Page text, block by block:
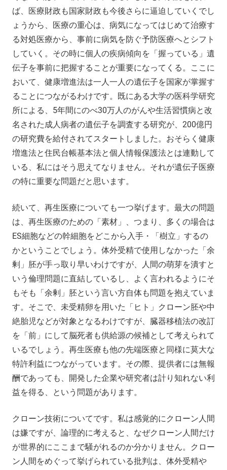
ば、医療財政も国家財政も今後さらに逼迫していくでし
ょうから、医療の重心は、病気になってはじめて治療す
る対処医療から、事前に病気を防ぐ予防医療へとシフト
していく。その時に個人の疾病傾向を「握っている」遺
伝子を事前に把握することが重要になってくる。ここに
おいて、健康増進法は一人一人の遺伝子を国家が掌握す
ることにつながるわけです。既にある大学の医科学研究
所による、5年間にのべ30万人のがんや生活習慣病と改
名された成人病者の遺伝子を調査する研究が、200億円
の研究費を給付されてスタートしました。おそらく健康
増進法と住民台帳基本法と個人情報保護法とは連動して
いる、私にはそう思えてなりません。それが遺伝子医療
の特に重要な問題だと思います。
続いて、再生医療についても一つ挙げます。最大の問題
は、再生医療のための「素材」、つまり、多くの場合は
ES細胞などの幹細胞をどこから入手・「樹立」するの
かということでしょう。体外受精で使用しなかった「余
剰」胚が手っ取り早いわけですが、人間の萌芽を潰すと
いう倫理問題に直結しているし、よく言われるようにそ
もそも「余剰」胚という言い方自体も問題を抱えていま
す。そこで、未受精卵を用いた「ヒト」クローン胚や中
絶胎児などが対象となるわけですが、臓器移植法の改訂
を「前」にして脳死者も供給源の候補として考えられて
いるでしょう。再生医療も他の先端医療と同様に莫大な
特許利益につながっています。その際、提供者には無報
酬であっても、開発した企業や研究者は計り知れない利
益を得る、という問題があります。
クローン技術についてです。私は感覚的にクローン人間
は嫌ですが、論理的に考えると、なぜクローン人間だけ
が世界的にここまで騒がれるのか分かりません。クロー
ン人間をめぐって挙げられている批判は、体外受精や